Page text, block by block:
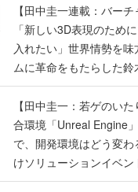
【田中圭一連載：バーチ
「新しい3D表現のため
入れたい」世界情勢を
ムに革命をもたらした
のいたり】
【田中圭一：若ゲのい
合環境「Unreal Engine
で、開発環境はどう変
けソリューションイベ
に行って、より理解を深